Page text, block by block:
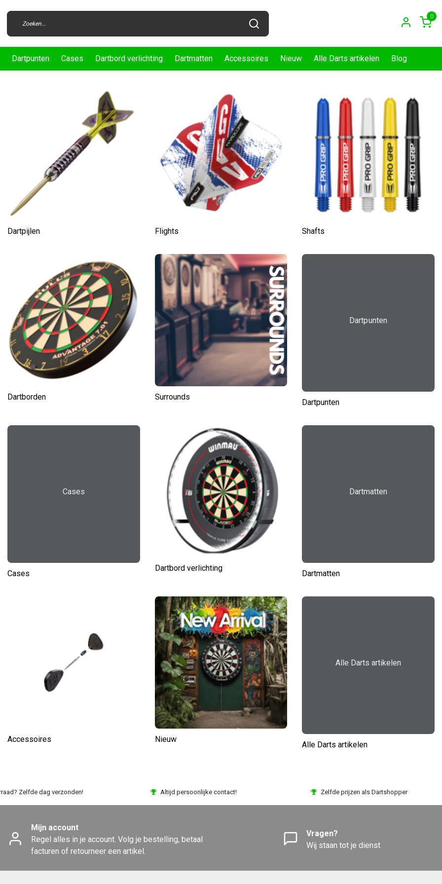
0
Dartpunten Cases Dartbord verlichting Dartmatten Accessoires Nieuw Alle Darts artikelen Blog
Dartpijlen Flights Shafts
Dartborden Surrounds
Dartpunten
Dartpunten
Cases
Cases
Dartbord verlichting
Dartmatten
Dartmatten
Accessoires Nieuw
Alle Darts artikelen
Alle Darts artikelen
Zelfde dag verzonden! Altijd persoonlijke contact! Zelfde prijzen als Dartshopper
Mijn account
Regel alles in je account. Volg je bestelling, betaal
facturen of retourneer een artikel.
Vragen?
Wij staan tot je dienst